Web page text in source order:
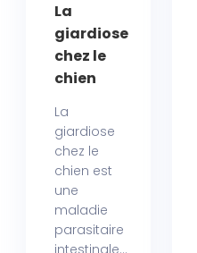
La
giardiose
chez le
chien
La
giardiose
chez le
chien est
une
maladie
parasitaire